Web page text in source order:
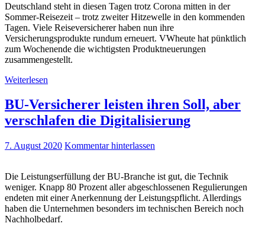
Deutschland steht in diesen Tagen trotz Corona mitten in der
Sommer-Reisezeit – trotz zweiter Hitzewelle in den kommenden
Tagen. Viele Reiseversicherer haben nun ihre
Versicherungsprodukte rundum erneuert. VWheute hat pünktlich
zum Wochenende die wichtigsten Produktneuerungen
zusammengestellt.
Weiterlesen
BU-Versicherer leisten ihren Soll, aber
verschlafen die Digitalisierung
7. August 2020 Kommentar hinterlassen
Die Leistungserfüllung der BU-Branche ist gut, die Technik
weniger. Knapp 80 Prozent aller abgeschlossenen Regulierungen
endeten mit einer Anerkennung der Leistungspflicht. Allerdings
haben die Unternehmen besonders im technischen Bereich noch
Nachholbedarf.